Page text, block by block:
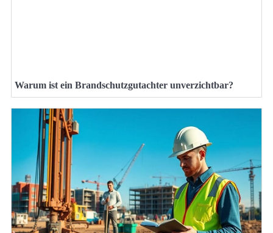
Warum ist ein Brandschutzgutachter unverzichtbar?